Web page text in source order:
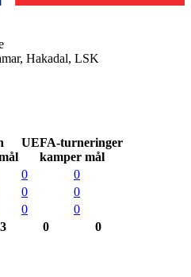
Hakadal, LSK
UEFA-turneringer
kamper mål
0
0
0
0
0
0
3 0 0